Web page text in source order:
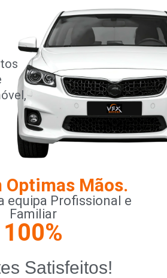
Optimas Mãos.
equipa Profissional e
Familiar
Satisfeitos!
100%